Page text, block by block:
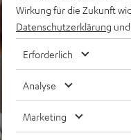
Wirkung für die Zukunft
Datenschutzerklärung
Erforderlich
Analyse
Marketing